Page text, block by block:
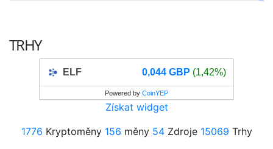
TRHY
ELF 0,044 GBP (1,42%)
Powered by CoinYEP
Získat widget
1776 Kryptoměny 156 měny 54Zdroje 15069 Trhy